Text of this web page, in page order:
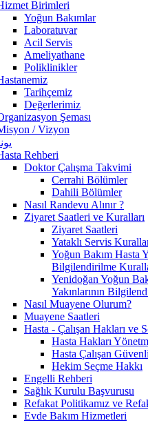
Birimleri
Yoğun Bakımlar
Laboratuvar
Acil Servis
Ameliyathane
Poliklinikler
Tarihçemiz
Değerlerimiz
Şeması
/ Vizyon
Rehberi
Doktor Çalışma Takvimi
Cerrahi Bölümler
Dahili Bölümler
Nasıl Randevu Alınır ?
Ziyaret Saatleri ve Kuralları
Ziyaret Saatleri
Yataklı Servis
Yoğun Bakım Hasta
Bilgilendirilme
Yenidoğan Yoğun
Yakınlarının
Nasıl Muayene Olurum?
Muayene Saatleri
Hasta - Çalışan Hakları ve
Hasta Hakları
Hasta Çalışan
Hekim Seçme Hakkı
Engelli Rehberi
Sağlık Kurulu Başvurusu
Refakat Politikamız ve
Evde Bakım Hizmetleri